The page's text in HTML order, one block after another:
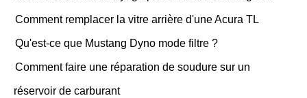
Comment remplacer la vitre arrière d'une Acura TL
Qu'est-ce que Mustang Dyno mode filtre ?
Comment faire une réparation de soudure sur un
réservoir de carburant